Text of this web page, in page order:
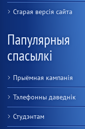
Старая версiя сайта
Папулярныя
спасылкі
Прыёмная кампанія
Тэлефонны даведнік
Студэнтам